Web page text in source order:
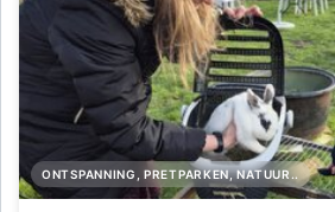
ONTSPANNING, PRETPARKEN, NATUUR..